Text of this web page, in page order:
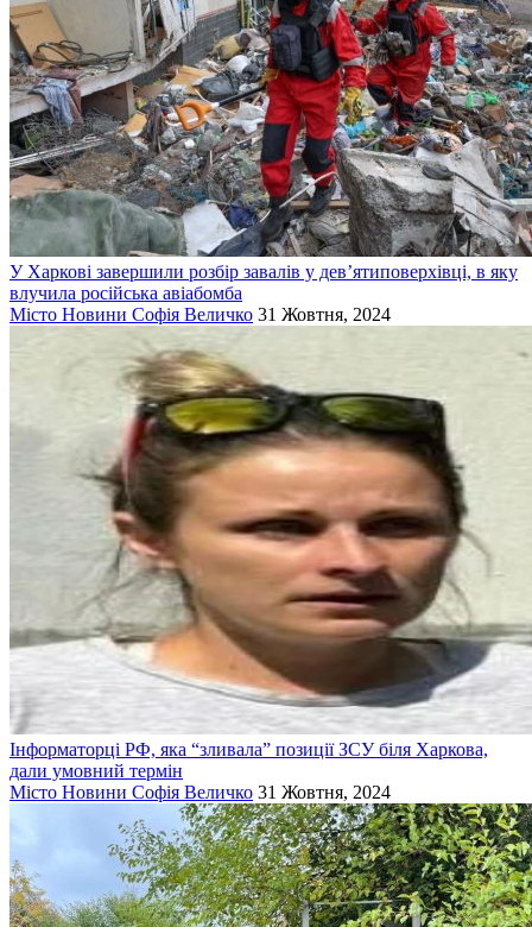
У Харкові завершили розбір завалів у дев’ятиповерхівці, в яку
влучила російська авіабомба
Місто Новини Софія Величко 31 Жовтня, 2024
Інформаторці РФ, яка “зливала” позиції ЗСУ біля Харкова,
дали умовний термін
Місто Новини Софія Величко 31 Жовтня, 2024